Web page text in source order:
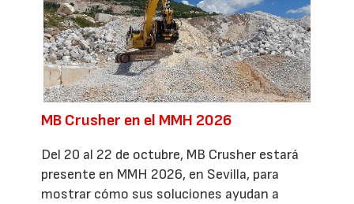
MB Crusher en el MMH 2026
Del 20 al 22 de octubre, MB Crusher estará
presente en MMH 2026, en Sevilla, para
mostrar cómo sus soluciones ayudan a